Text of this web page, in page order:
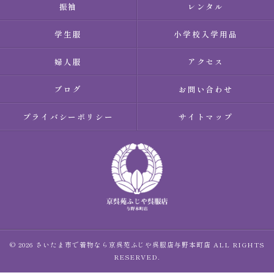
振袖 レンタル
学生服 小学校入学用品
婦人服 アクセス
ブログ お問い合わせ
プライバシーポリシー サイトマップ
© 2026 さいたま市で着物なら京呉苑ふじや呉服店与野本町店 ALL RIGHTS
RESERVED.